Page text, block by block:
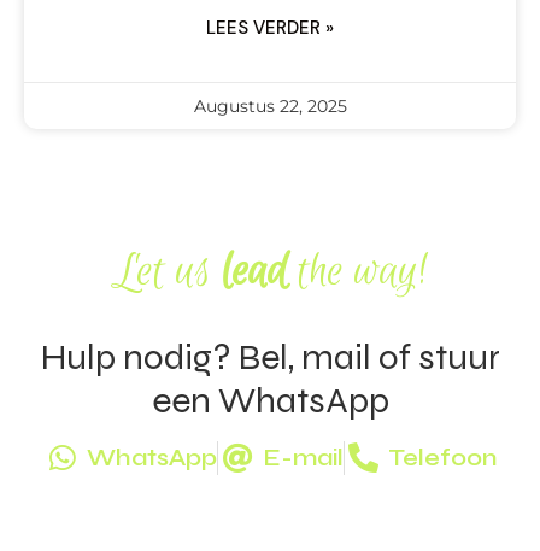
LEES VERDER »
Augustus 22, 2025
Let us leadthe way!
Hulp nodig? Bel, mail of stuur
een WhatsApp
WhatsApp E-mail Telefoon